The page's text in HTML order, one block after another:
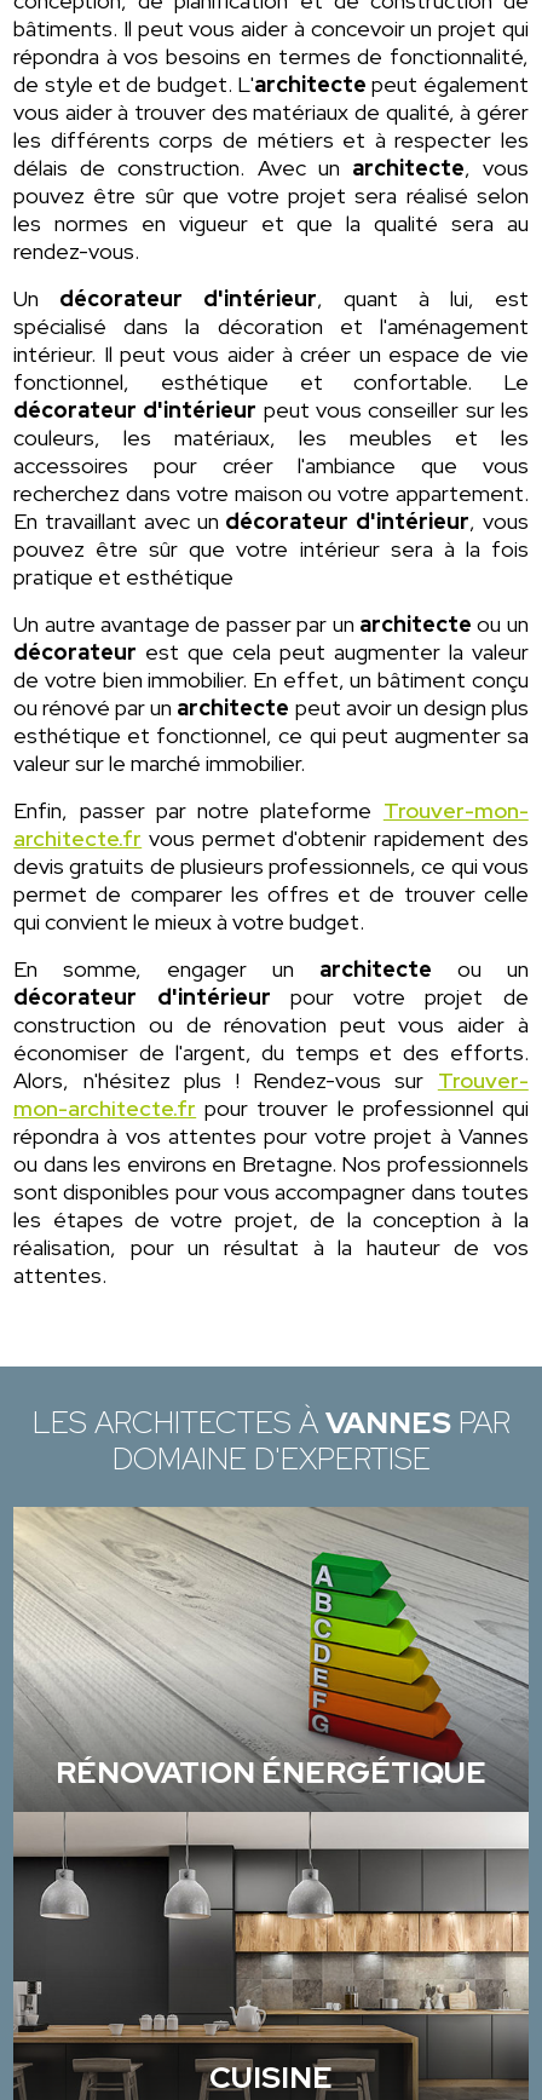
bâtiments. Il peut vous aider à concevoir un projet qui
répondra à vos besoins en termes de fonctionnalité,
de style et de budget. L'architecte peut également
vous aider à trouver des matériaux de qualité, à gérer
les différents corps de métiers et à respecter les
délais de construction. Avec un architecte, vous
pouvez être sûr que votre projet sera réalisé selon
les normes en vigueur et que la qualité sera au
rendez-vous.
Un décorateur d'intérieur, quant à lui, est
spécialisé dans la décoration et l'aménagement
intérieur. Il peut vous aider à créer un espace de vie
fonctionnel, esthétique et confortable. Le
décorateur d'intérieur peut vous conseiller sur les
couleurs, les matériaux, les meubles et les
accessoires pour créer l'ambiance que vous
recherchez dans votre maison ou votre appartement.
En travaillant avec un décorateur d'intérieur, vous
pouvez être sûr que votre intérieur sera à la fois
pratique et esthétique
Un autre avantage de passer par un architecte ou un
décorateur est que cela peut augmenter la valeur
de votre bien immobilier. En effet, un bâtiment conçu
ou rénové par un architecte peut avoir un design plus
esthétique et fonctionnel, ce qui peut augmenter sa
valeur sur le marché immobilier.
Enfin, passer par notre plateforme Trouver-mon-
architecte.fr vous permet d'obtenir rapidement des
devis gratuits de plusieurs professionnels, ce qui vous
permet de comparer les offres et de trouver celle
qui convient le mieux à votre budget.
En somme, engager un architecte ou un
décorateur d'intérieur pour votre projet de
construction ou de rénovation peut vous aider à
économiser de l'argent, du temps et des efforts.
Alors, n'hésitez plus ! Rendez-vous sur Trouver-
mon-architecte.fr pour trouver le professionnel qui
répondra à vos attentes pour votre projet à Vannes
ou dans les environs en Bretagne. Nos professionnels
sont disponibles pour vous accompagner dans toutes
les étapes de votre projet, de la conception à la
réalisation, pour un résultat à la hauteur de vos
attentes.
LES ARCHITECTES ÀVANNESPAR
DOMAINE D'EXPERTISE
RÉNOVATION ÉNERGÉTIQUE
CUISINE